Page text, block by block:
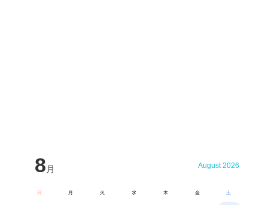
8 月 August 2026
日 月 火 水 木 金 土